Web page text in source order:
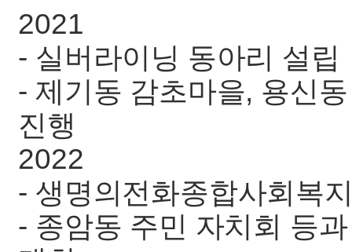
2021
- 실버라이닝 동아리 설립
- 제기동 감초마을, 용신
진행
2022
- 생명의전화종합사회복
- 종암동 주민 자치회 등